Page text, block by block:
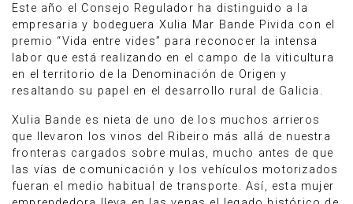
Este año el Consejo Regulador ha distinguido a la
empresaria y bodeguera Xulia Mar Bande Pivida con el
premio “Vida entre vides” para reconocer la intensa
labor que está realizando en el campo de la viticultura
en el territorio de la Denominación de Origen y
resaltando su papel en el desarrollo rural de Galicia.
Xulia Bande es nieta de uno de los muchos arrieros
que llevaron los vinos del Ribeiro más allá de nuestra
fronteras cargados sobre mulas, mucho antes de que
las vías de comunicación y los vehículos motorizados
fueran el medio habitual de transporte. Así, esta mujer